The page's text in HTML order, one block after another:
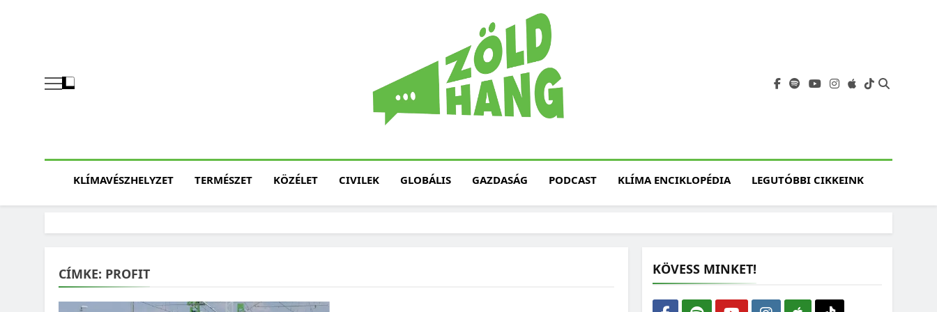
Fenntarthatóság, Jövő
KLÍMAVÉSZHELYZET TERMÉSZET KÖZÉLET CIVILEK GLOBÁLIS GAZDASÁG PODCAST KLÍMA ENCIKLOPÉDIA LEGUTÓBBI CIKKEINK
CÍMKE: PROFIT KÖVESS MINKET!